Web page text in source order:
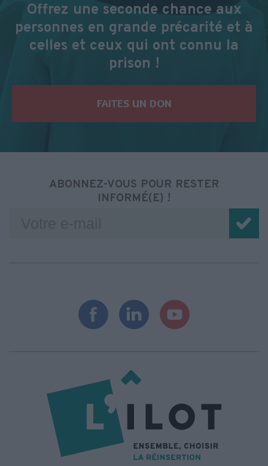
Offrez une seconde chance aux
personnes en grande précarité et à
celles et ceux qui ont connu la
prison !
FAITES UN DON
ABONNEZ-VOUS POUR RESTER
INFORMÉ(E) !